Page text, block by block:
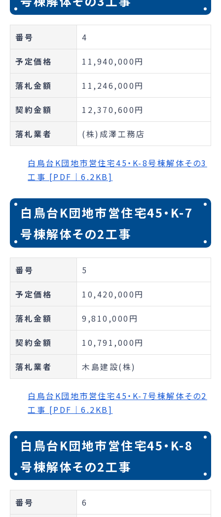
番号 4
予定価格 11,940,000円
落札金額 11,246,000円
契約金額 12,370,600円
落札業者 (株)成澤工務店
白鳥台K団地市営住宅45・K-8号棟解体その3
工事 [PDF｜6.2KB]
白鳥台K団地市営住宅45・K-7
号棟解体その2工事
番号 5
予定価格 10,420,000円
落札金額 9,810,000円
契約金額 10,791,000円
落札業者 木島建設(株)
白鳥台K団地市営住宅45・K-7号棟解体その2
工事 [PDF｜6.2KB]
白鳥台K団地市営住宅45・K-8
号棟解体その2工事
番号 6